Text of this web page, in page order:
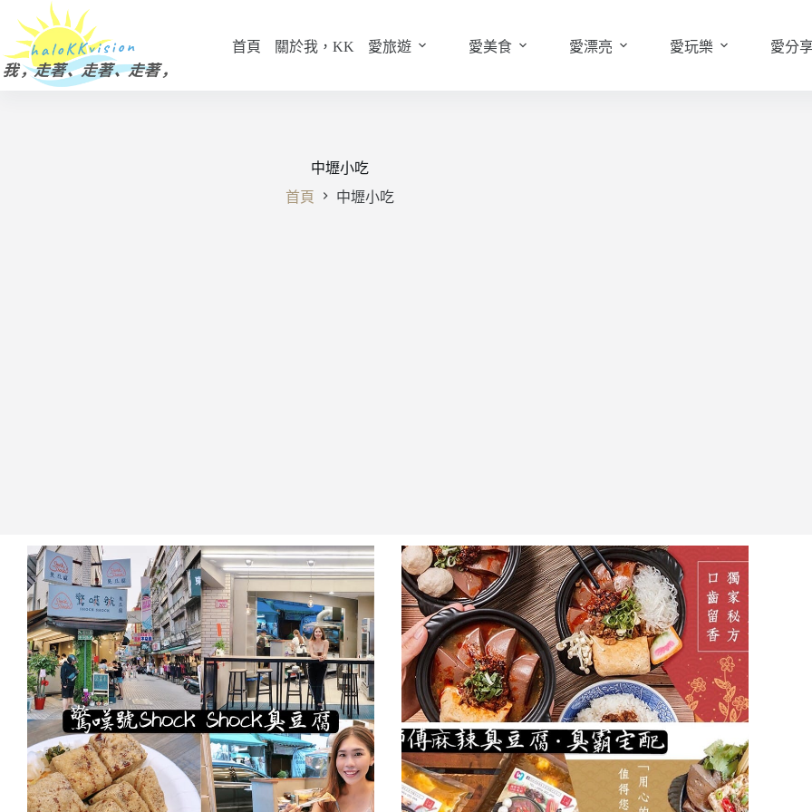
主
要
首頁 關於我，KK 愛旅遊 愛美食 愛漂亮 愛玩樂 愛分
中壢小吃
首頁
中壢小吃